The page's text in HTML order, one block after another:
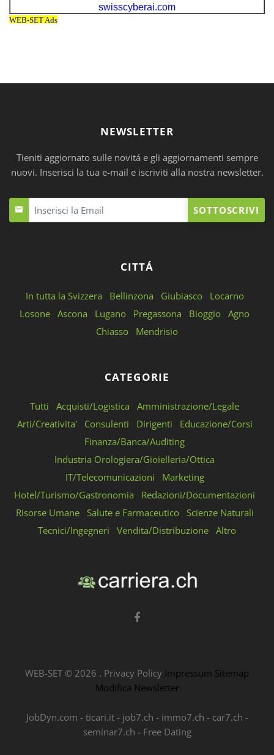
NEWSLETTER
Tieniti aggiornato sulle novitá e gli aggiornamenti sempre
nuovi. Inserisci la tua e-mail e iscriviti alla nostra newsletter.
SOTTOSCRIVI
CITTÁ
In tutta la Svizzera Bellinzona Giubiasco
Locarno
Losone Ascona Lugano Pregassona Bioggio Agno
Chiasso
Mendrisio
CATEGORIE
Tutti Acquisti/Logistica
Amministrazione/Legale
Arti/Creativita'
Consulenti Dirigenti
Educazione/Corsi
Finanza/Banca/Auditing
Industria Orologiera/Gioielleria/Ottica
IT/Telecomunicazioni
Marketing
Hotel/Turismo/Gastronomia
Redazioni/Documentazioni
Risorse Umane
Salute e Farmaceutico
Scienze Naturali
Tecnici/Ingegneri
Vendita/Distribuzione Altro
WEB-SET © 2026 . Privacy Policy Impressum Sitemap
Modifica Newsletter
JobDyn.com - ticari.it- job7.ch - immo7.ch - car7.ch -
seminar7.ch - Free Dating